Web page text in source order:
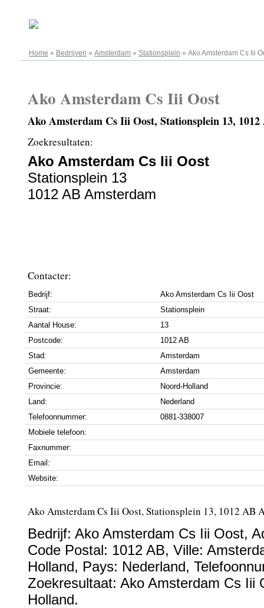
Home » Bedrijven » Amsterdam » Stationsplein » Ako Amsterdam Cs Iii
Ako Amsterdam Cs Iii Oost
Ako Amsterdam Cs Iii Oost, Stationsplein 13,
Zoekresultaten:
Ako Amsterdam Cs Iii Oost
Stationsplein 13
1012 AB Amsterdam
Contacter:
Bedrijf:
Ako Amsterdam Cs Iii Oost
Straat:
Stationsplein
Aantal House:
13
Postcode:
1012 AB
Stad:
Amsterdam
Gemeente:
Amsterdam
Provincie:
Noord-Holland
Land:
Nederland
Telefoonnummer:
0881-338007
Mobiele telefoon:
Faxnummer:
Email:
Website:
Ako Amsterdam Cs Iii Oost, Stationsplein 13, 1012 AB
Bedrijf: Ako Amsterdam Cs Iii Oost,
Code Postal: 1012 AB, Ville:
Holland, Pays: Nederland,
Zoekresultaat: Ako Amsterdam Cs Iii
Holland.